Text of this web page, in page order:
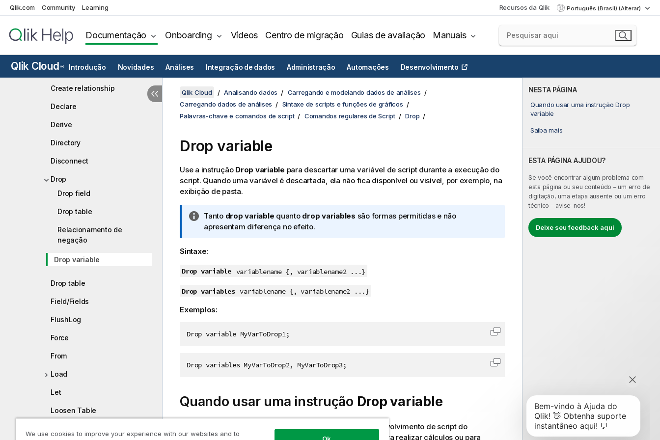
Qlik.com Community Learning Recursos da Qlik Português (Brasil) (Alterar)
Documentação Onboarding Vídeos Centro de migração Guias de avaliação Manuais
Qlik Cloud ® Introdução Novidades Análises Integração de dados Administração Automações Desenvolvimento
Comment field
Comment table
Constrain
Create relationship
Declare
Derive
Directory
Disconnect
Drop
Drop field
Drop table
Relacionamento de
negação
Drop variable
Drop table
Field/Fields
FlushLog
Force
From
Load
Let
Loosen Table
NESTA PÁGINA
Quando usar uma instrução Drop
variable
Saiba mais
ESTA PÁGINA AJUDOU?
Se você encontrar algum problema com
esta página ou seu conteúdo – um erro de
digitação, uma etapa ausente ou um erro
técnico – avise-nos!
Deixe seu feedback aqui
Qlik Cloud Analisando dados
Carregando e modelando dados de análises
Carregando dados de análises
Sintaxe de scripts e funções de gráficos
Palavras-chave e comandos de script
Comandos regulares de Script Drop
Drop variable
Use a instrução Drop variable para descartar uma variável de script durante a execução do
script. Quando uma variável é descartada, ela não fica disponível ou visível, por exemplo, na
exibição de pasta.
N
o
a
n
o
m
t
a
Tanto drop variable quanto drop variables são formas permitidas e não
apresentam diferença no efeito.
Sintaxe:
Drop variable variablename {, variablename2 ...}
Drop variables variablename {, variablename2 ...}
Exemplos:
Drop variable MyVarToDrop1; Copiar código para área de transferência
Drop variables MyVarToDrop2, MyVarToDrop3; Copiar código para área de transferência
Quando usar uma instrução Drop variable
são úteis para separar o desenvolvimento de script do
desenvolvimento de pasta. Você pode usar uma variável para realizar cálculos ou para
We use cookies to improve your experience with our websites and to